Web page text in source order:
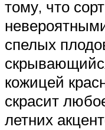
тому, что
спелых
кожицей
скрасит
летних